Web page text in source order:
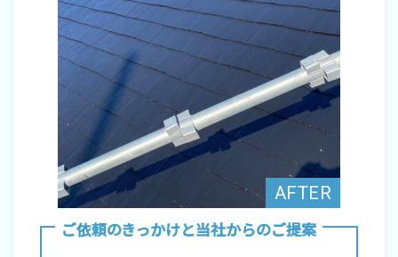
ご依頼のきっかけと当社からのご提案